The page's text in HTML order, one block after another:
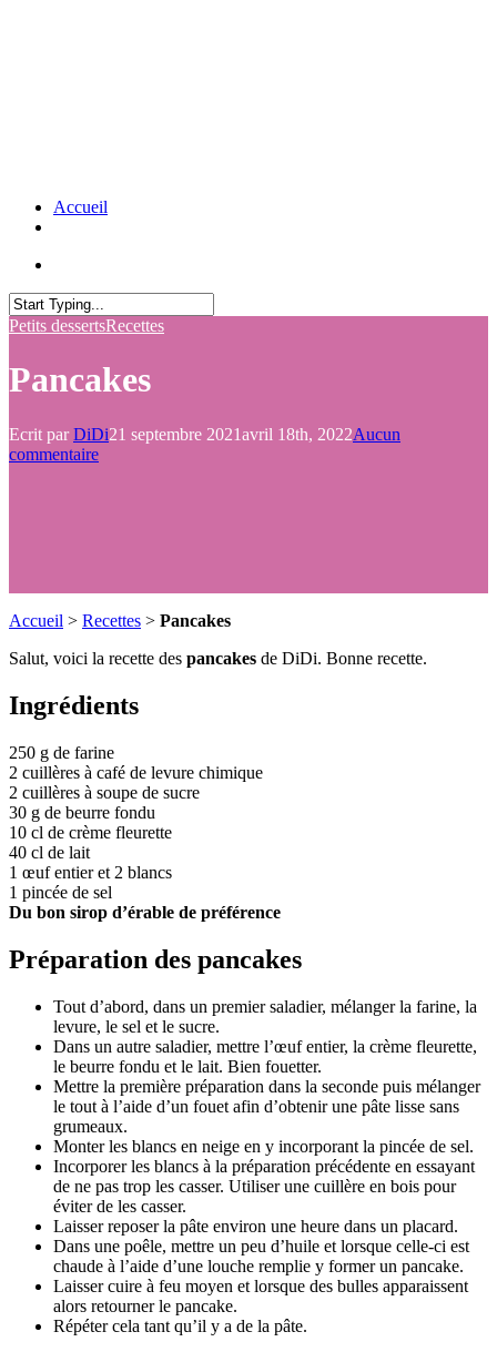
Accueil
Petits dessertsRecettes
Pancakes
Ecrit parDiDi21 septembre 2021avril 18th, 2022Aucun
commentaire
Accueil > Recettes > Pancakes
Salut, voici la recette des pancakes de DiDi. Bonne recette.
Ingrédients
250 g de farine
2 cuillères à café de levure chimique
2 cuillères à soupe de sucre
30 g de beurre fondu
10 cl de crème fleurette
40 cl de lait
1 œuf entier et 2 blancs
1 pincée de sel
Du bon sirop d’érable de préférence
Préparation des pancakes
Tout d’abord, dans un premier saladier, mélanger la farine, la
levure, le sel et le sucre.
Dans un autre saladier, mettre l’œuf entier, la crème fleurette,
le beurre fondu et le lait. Bien fouetter.
Mettre la première préparation dans la seconde puis mélanger
le tout à l’aide d’un fouet afin d’obtenir une pâte lisse sans
grumeaux.
Monter les blancs en neige en y incorporant la pincée de sel.
Incorporer les blancs à la préparation précédente en essayant
de ne pas trop les casser. Utiliser une cuillère en bois pour
éviter de les casser.
Laisser reposer la pâte environ une heure dans un placard.
Dans une poêle, mettre un peu d’huile et lorsque celle-ci est
chaude à l’aide d’une louche remplie y former un pancake.
Laisser cuire à feu moyen et lorsque des bulles apparaissent
alors retourner le pancake.
Répéter cela tant qu’il y a de la pâte.